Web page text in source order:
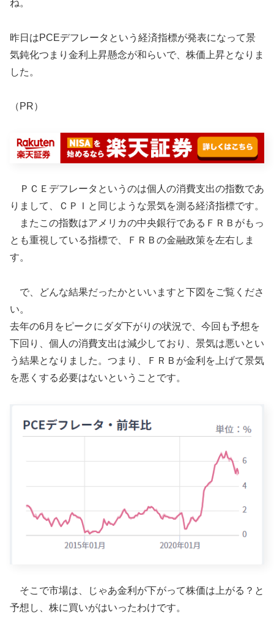
ね。
昨日はPCEデフレータという経済指標が発表になって景
気鈍化つまり金利上昇懸念が和らいで、株価上昇となりま
した。
（PR）
ＰＣＥデフレータというのは個人の消費支出の指数であ
りまして、ＣＰＩと同じような景気を測る経済指標です。
またこの指数はアメリカの中央銀行であるＦＲＢがもっ
とも重視している指標で、ＦＲＢの金融政策を左右しま
す。
で、どんな結果だったかといいますと下図をご覧くださ
い。
去年の6月をピークにダダ下がりの状況で、今回も予想を
下回り、個人の消費支出は減少しており、景気は悪いとい
う結果となりました。つまり、ＦＲＢが金利を上げて景気
を悪くする必要はないということです。
そこで市場は、じゃあ金利が下がって株価は上がる？と
予想し、株に買いがはいったわけです。